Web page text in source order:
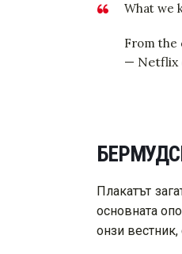
What we
From the
— Netflix
Плакатът
основната
онзи